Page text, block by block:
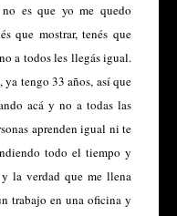
es que yo me quedo
que mostrar, tenés que
a todos les llegás igual.
ya tengo 33 años, así que
acá y no a todas las
aprenden igual ni te
todo el tiempo y
la verdad que me llena
trabajo en una oficina y